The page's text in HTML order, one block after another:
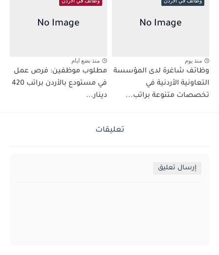
منذ يوم
وظائف شاغرة لدى المؤسسة
التعاونية الأردنية في
تخصصات متنوعة براتب...
منذ بضع ايام
مطلوب موظفين: فرص عمل
في مستودع بالأردن براتب 420
دينار...
تعليقات
إرسال تعليق